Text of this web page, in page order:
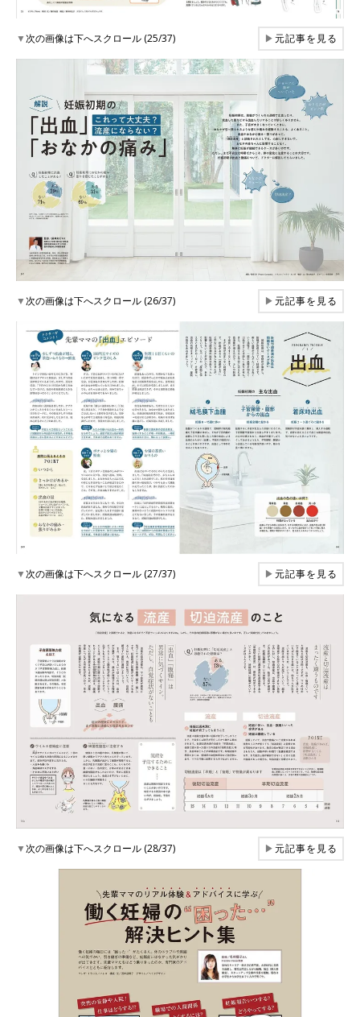
▼次の画像は下へスクロール (25/37) ▶元記事を見る
▼次の画像は下へスクロール (26/37) ▶元記事を見る
▼次の画像は下へスクロール (27/37) ▶元記事を見る
▼次の画像は下へスクロール (28/37) ▶元記事を見る